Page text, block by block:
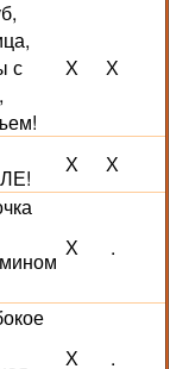
с
Х Х
Х Х
Х .
Х .